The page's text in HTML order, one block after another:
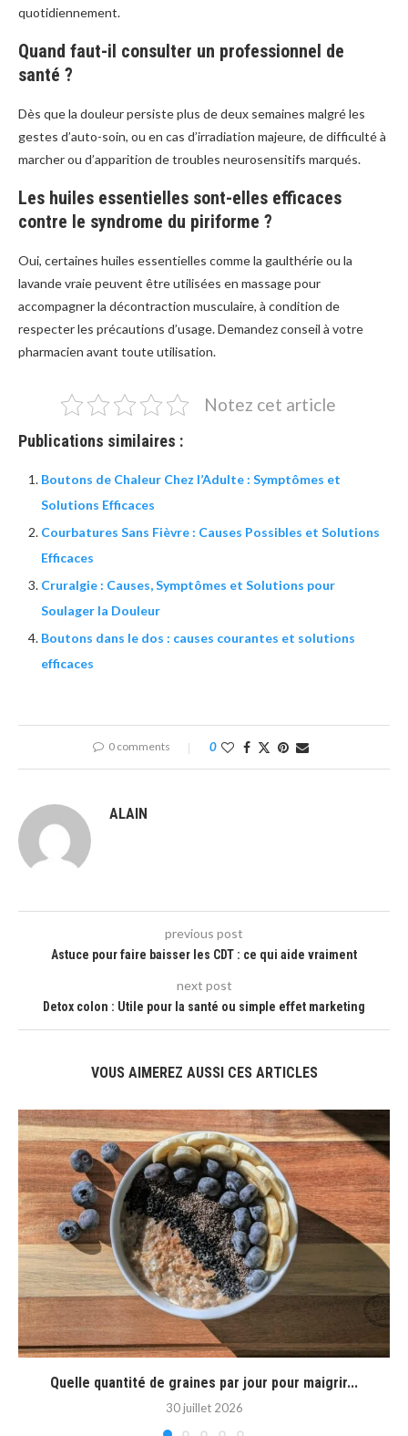
quotidiennement.
Quand faut-il consulter un professionnel de
santé ?
Dès que la douleur persiste plus de deux semaines malgré les
gestes d’auto-soin, ou en cas d’irradiation majeure, de difficulté à
marcher ou d’apparition de troubles neurosensitifs marqués.
Les huiles essentielles sont-elles efficaces
contre le syndrome du piriforme ?
Oui, certaines huiles essentielles comme la gaulthérie ou la
lavande vraie peuvent être utilisées en massage pour
accompagner la décontraction musculaire, à condition de
respecter les précautions d’usage. Demandez conseil à votre
pharmacien avant toute utilisation.
Notez cet article
Publications similaires :
Boutons de Chaleur Chez l’Adulte : Symptômes et
Solutions Efficaces
Courbatures Sans Fièvre : Causes Possibles et Solutions
Efficaces
Cruralgie : Causes, Symptômes et Solutions pour
Soulager la Douleur
Boutons dans le dos : causes courantes et solutions
efficaces
0 comments 0
ALAIN
previous post
Astuce pour faire baisser les CDT : ce qui aide vraiment
next post
Detox colon : Utile pour la santé ou simple effet marketing
VOUS AIMEREZ AUSSI CES ARTICLES
Quelle quantité de graines par jour pour maigrir...
30 juillet 2026